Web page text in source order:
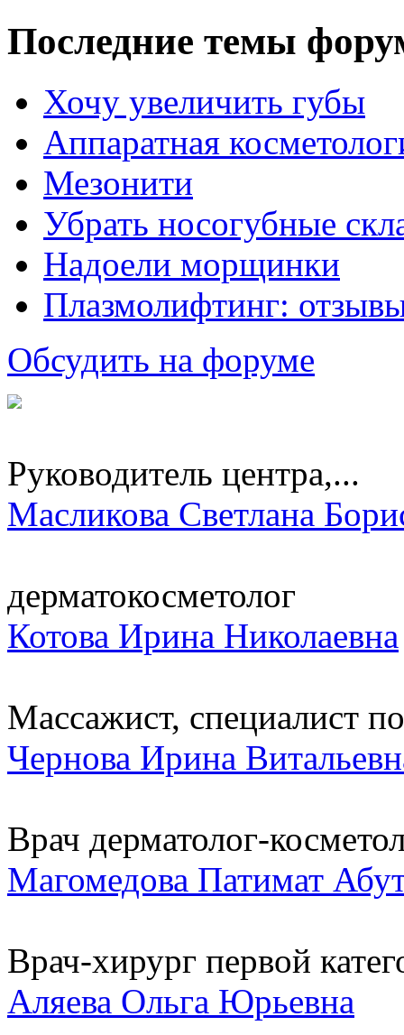
Последние темы
Хочу увеличить губы
Аппаратная
Мезонити
Убрать носогубные
Надоели морщинки
Плазмолифтинг:
Обсудить на форуме
Руководитель центра,...
Масликова Светлана
дерматокосметолог
Котова Ирина Николаевна
Массажист, специалист
Чернова Ирина
Врач дерматолог-
Магомедова Патимат
Врач-хирург первой
Аляева Ольга Юрьевна